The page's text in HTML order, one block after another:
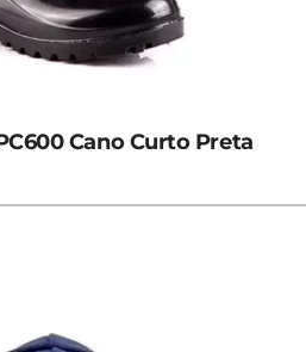
Cano Curto Preta